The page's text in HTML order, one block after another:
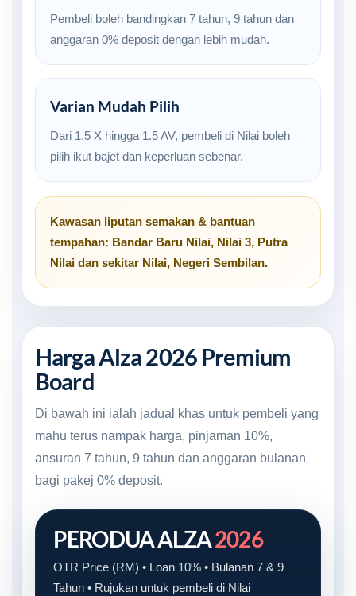
Pembeli boleh bandingkan 7 tahun, 9 tahun dan
anggaran 0% deposit dengan lebih mudah.
Varian Mudah Pilih
Dari 1.5 X hingga 1.5 AV, pembeli di Nilai boleh
pilih ikut bajet dan keperluan sebenar.
Kawasan liputan semakan & bantuan
tempahan: Bandar Baru Nilai, Nilai 3, Putra
Nilai dan sekitar Nilai, Negeri Sembilan.
Harga Alza 2026 Premium
Board
Di bawah ini ialah jadual khas untuk pembeli yang
mahu terus nampak harga, pinjaman 10%,
ansuran 7 tahun, 9 tahun dan anggaran bulanan
bagi pakej 0% deposit.
PERODUA ALZA2026
OTR Price (RM) • Loan 10% • Bulanan 7 & 9
Tahun • Rujukan untuk pembeli di Nilai